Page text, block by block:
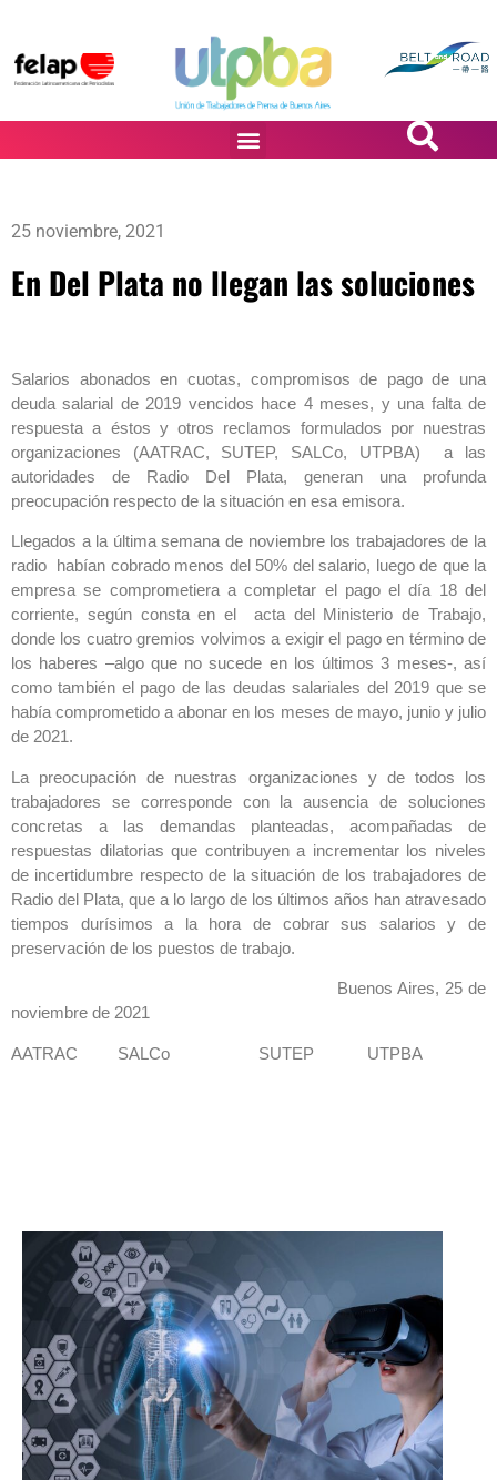
25 noviembre, 2021
En Del Plata no llegan las soluciones
Salarios abonados en cuotas, compromisos de pago de una
deuda salarial de 2019 vencidos hace 4 meses, y una falta de
respuesta a éstos y otros reclamos formulados por nuestras
organizaciones (AATRAC, SUTEP, SALCo, UTPBA) a las
autoridades de Radio Del Plata, generan una profunda
preocupación respecto de la situación en esa emisora.
Llegados a la última semana de noviembre los trabajadores de la
radio habían cobrado menos del 50% del salario, luego de que la
empresa se comprometiera a completar el pago el día 18 del
corriente, según consta en el acta del Ministerio de Trabajo,
donde los cuatro gremios volvimos a exigir el pago en término de
los haberes –algo que no sucede en los últimos 3 meses-, así
como también el pago de las deudas salariales del 2019 que se
había comprometido a abonar en los meses de mayo, junio y julio
de 2021.
La preocupación de nuestras organizaciones y de todos los
trabajadores se corresponde con la ausencia de soluciones
concretas a las demandas planteadas, acompañadas de
respuestas dilatorias que contribuyen a incrementar los niveles
de incertidumbre respecto de la situación de los trabajadores de
Radio del Plata, que a lo largo de los últimos años han atravesado
tiempos durísimos a la hora de cobrar sus salarios y de
preservación de los puestos de trabajo.
Buenos Aires, 25 de
noviembre de 2021
AATRAC SALCo SUTEP UTPBA